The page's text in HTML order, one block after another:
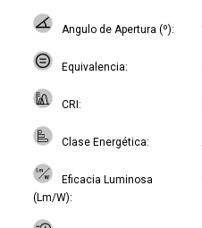
Angulo de Apertura (º)
Equivalencia
CRI
Clase Energética
Eficacia Luminosa
(Lm/W)